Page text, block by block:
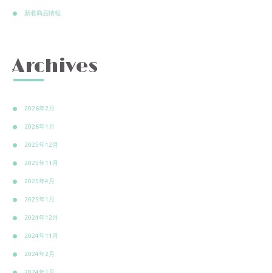
新着商品情報
Archives
2026年2月
2026年1月
2025年12月
2025年11月
2025年4月
2025年1月
2024年12月
2024年11月
2024年2月